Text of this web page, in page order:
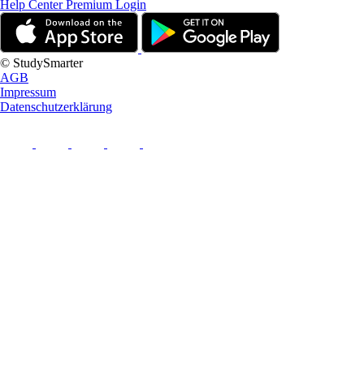
Help CenterPremium Login
© StudySmarter
AGB
Impressum
Datenschutzerklärung